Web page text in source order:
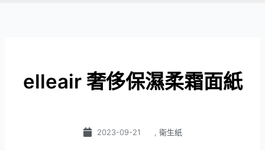
elleair 奢侈保濕柔霜面紙
2023-09-21 衛生紙